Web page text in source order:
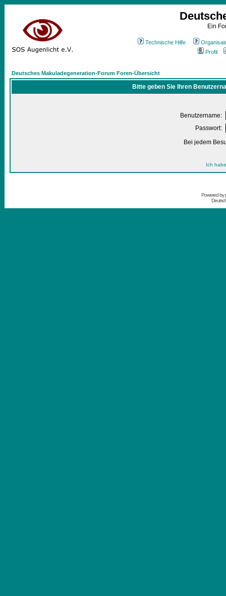
Ein
Technische Hilfe
Profil
Deutsches Makuladegeneration-Forum Foren-Übersicht
Bitte geben Sie Ihren
Benutzername:
Passwort:
Bei jedem
Ich
Powered by